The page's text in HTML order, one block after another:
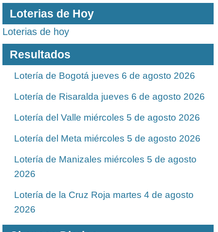
Loterias de Hoy
Loterias de hoy
Resultados
Lotería de Bogotá jueves 6 de agosto 2026
Lotería de Risaralda jueves 6 de agosto 2026
Lotería del Valle miércoles 5 de agosto 2026
Lotería del Meta miércoles 5 de agosto 2026
Lotería de Manizales miércoles 5 de agosto
2026
Lotería de la Cruz Roja martes 4 de agosto
2026